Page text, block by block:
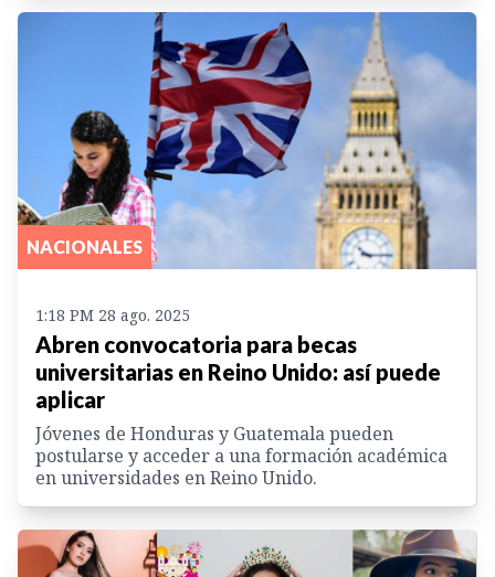
NACIONALES
1:18 PM 28 ago. 2025
Abren convocatoria para becas
universitarias en Reino Unido: así puede
aplicar
Jóvenes de Honduras y Guatemala pueden
postularse y acceder a una formación académica
en universidades en Reino Unido.